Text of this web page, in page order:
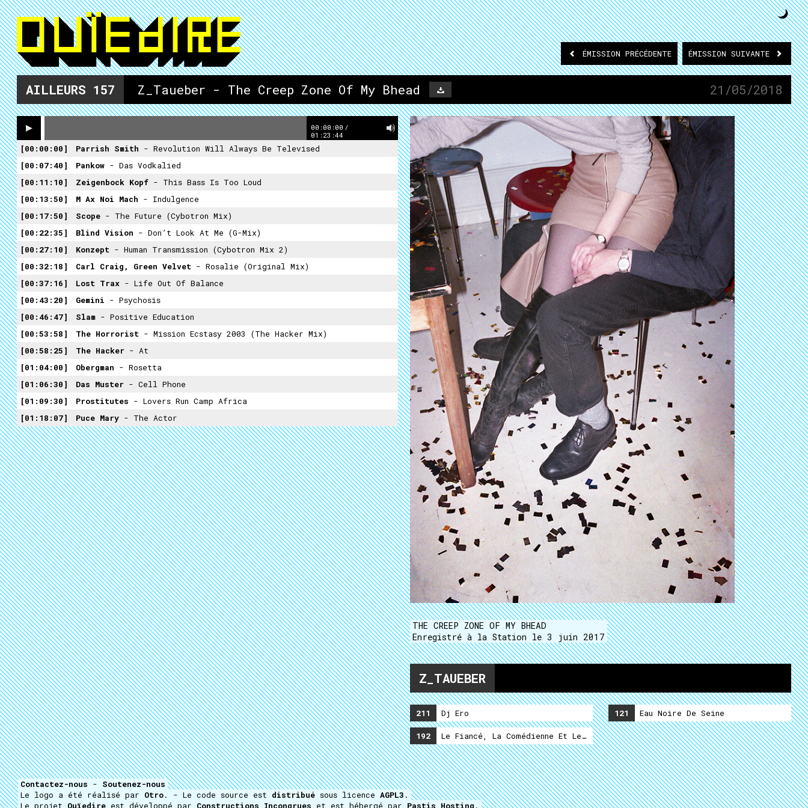
ÉMISSION PRÉCÉDENTE ÉMISSION SUIVANTE
AILLEURS 157 Z_Taueber - The Creep Zone Of My Bhead 21/05/2018
00:00:00 /
01:23:44
00:00:00 Parrish Smith - Revolution Will Always Be Televised
00:07:40
Pankow - Das Vodkalied
00:11:10
Zeigenbock Kopf - This Bass Is Too Loud
00:13:50
M Ax Noi Mach - Indulgence
00:17:50
Scope - The Future (Cybotron Mix)
00:22:35
Blind Vision - Don’t Look At Me (G-Mix)
00:27:10
Konzept - Human Transmission (Cybotron Mix 2)
00:32:18
Carl Craig, Green Velvet - Rosalie (Original Mix)
00:37:16
Lost Trax - Life Out Of Balance
00:43:20
Gemini - Psychosis
00:46:47
Slam - Positive Education
00:53:58
The Horrorist - Mission Ecstasy 2003 (The Hacker Mix)
00:58:25
The Hacker - At
01:04:00
Obergman - Rosetta
01:06:30
Das Muster - Cell Phone
01:09:30
Prostitutes - Lovers Run Camp Africa
01:18:07
Puce Mary - The Actor
THE CREEP ZONE OF MY BHEAD
Enregistré à la Station le 3 juin 2017
Z_TAUEBER
211 Dj Ero
192 Le Fiancé, La Comédienne Et Le Maquereau
121 Eau Noire De Seine
Contactez-nous - Soutenez-nous
Le logo a été réalisé par Otro. - Le code source est distribué sous licence AGPL3 .
Le projet Ouïedire est développé par Constructions Incongrues et est hébergé par Pastis Hosting .